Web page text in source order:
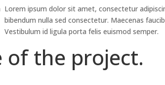
Lorem ipsum dolor sit amet, consectetur
bibendum nulla sed consectetur. Maecenas
Vestibulum id ligula porta felis euismod semper.
of the project.